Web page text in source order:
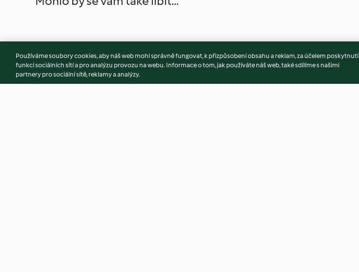
Používáme soubory cookies, aby náš web mohl správně fungovat, k přizpůsobení obsahu a reklam, za účelem poskytnutí
funkcí sociálních sítí a pro analýzu provozu na webu. Informace o tom, jak používáte náš web, také sdílíme s našimi
partnery pro sociální sítě, reklamy a analýzy.